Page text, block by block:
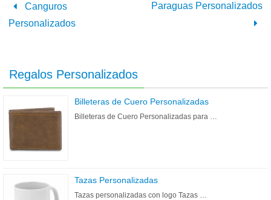
Canguros
Personalizados
Paraguas Personalizados
Regalos Personalizados
Billeteras de Cuero Personalizadas
Billeteras de Cuero Personalizadas para …
Tazas Personalizadas
Tazas personalizadas con logo Tazas …